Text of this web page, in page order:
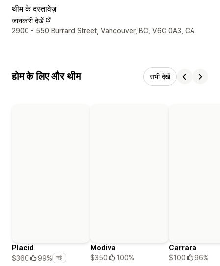
थीम के दस्तावेज़
जानकारी देखें
डिज़ाइनर के संपर्क की जानकारी
2900 - 550 Burrard Street, Vancouver, BC, V6C 0A3, CA
होम के लिए और थीम सभी देखें
Placid
$360
99% नई
Modiva
$350
100%
Carrara
$100
96%